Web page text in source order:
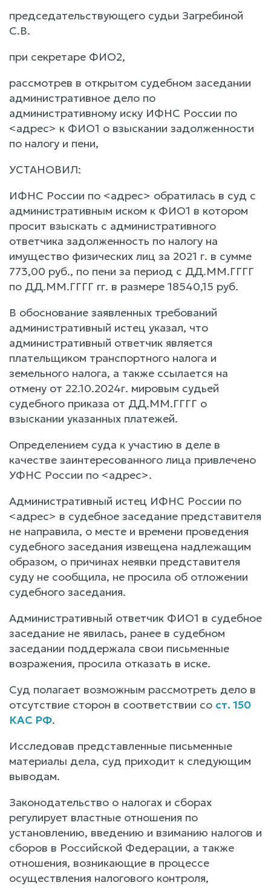
председательствующего судьи Загребиной
С.В.
при секретаре ФИО2,
рассмотрев в открытом судебном заседании
административное дело по
административному иску ИФНС России по
<адрес> к ФИО1 о взыскании задолженности
по налогу и пени,
УСТАНОВИЛ:
ИФНС России по <адрес> обратилась в суд с
административным иском к ФИО1 в котором
просит взыскать с административного
ответчика задолженность по налогу на
имущество физических лиц за 2021 г. в сумме
773,00 руб., по пени за период с ДД.ММ.ГГГГ
по ДД.ММ.ГГГГ гг. в размере 18540,15 руб.
В обоснование заявленных требований
административный истец указал, что
административный ответчик является
плательщиком транспортного налога и
земельного налога, а также ссылается на
отмену от 22.10.2024г. мировым судьей
судебного приказа от ДД.ММ.ГГГГ о
взыскании указанных платежей.
Определением суда к участию в деле в
качестве заинтересованного лица привлечено
УФНС России по <адрес>.
Административный истец ИФНС России по
<адрес> в судебное заседание представителя
не направила, о месте и времени проведения
судебного заседания извещена надлежащим
образом, о причинах неявки представителя
суду не сообщила, не просила об отложении
судебного заседания.
Административный ответчик ФИО1 в судебное
заседание не явилась, ранее в судебном
заседании поддержала свои письменные
возражения, просила отказать в иске.
Суд полагает возможным рассмотреть дело в
отсутствие сторон в соответствии со ст. 150
КАС РФ.
Исследовав представленные письменные
материалы дела, суд приходит к следующим
выводам.
Законодательство о налогах и сборах
регулирует властные отношения по
установлению, введению и взиманию налогов и
сборов в Российской Федерации, а также
отношения, возникающие в процессе
осуществления налогового контроля,